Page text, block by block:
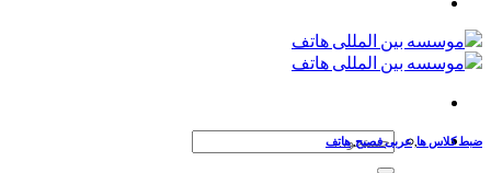
جستجو
ضبط کلاس ها ,عربی فصیح,هاتف